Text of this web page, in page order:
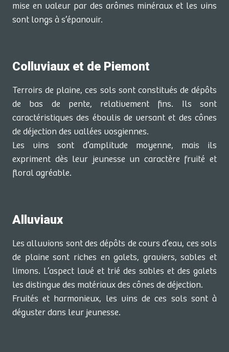
mise en valeur par des arômes minéraux et les vins
sont longs à s’épanouir.
Colluviaux et de Piemont
Terroirs de plaine, ces sols sont constitués de dépôts
de bas de pente, relativement fins. Ils sont
caractéristiques des éboulis de versant et des cônes
de déjection des vallées vosgiennes.
Les vins sont d’amplitude moyenne, mais ils
expriment dès leur jeunesse un caractère fruité et
floral agréable.
Alluviaux
Les alluvions sont des dépôts de cours d’eau, ces sols
de plaine sont riches en galets, graviers, sables et
limons. L’aspect lavé et trié des sables et des galets
les distingue des matériaux des cônes de déjection.
Fruités et harmonieux, les vins de ces sols sont à
déguster dans leur jeunesse.